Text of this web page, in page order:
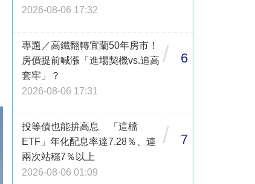
2026-08-06 17:32
專題／高鐵翻轉宜蘭50年房市！
房價提前喊漲「進場契機vs.追高
套牢」？
2026-08-06 17:31
/ 6
投等債也能拚高息 「這檔
ETF」年化配息率達7.28％、連
兩次站穩7％以上
2026-08-06 01:09
/ 7